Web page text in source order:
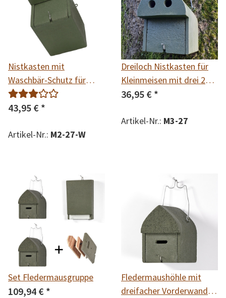
Nistkasten mit
Waschbär-Schutz für
Kleinmeisen mit zwei 27
mm Einfluglöchern für
Sumpfmeise,
43,95 € *
Artikel-Nr.: M2-27-W
Dreiloch Nistkasten für
Kleinmeisen mit drei 27
mm Einfluglöchern
36,95 € *
Artikel-Nr.: M3-27
Set Fledermausgruppe
109,94 € *
Fledermaushöhle mit
dreifacher Vorderwand